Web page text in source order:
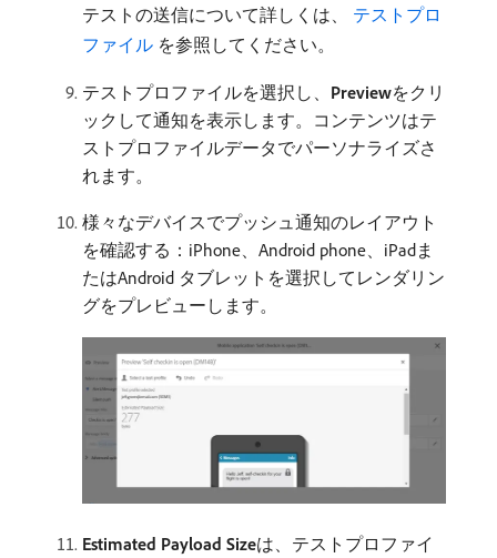
テストの送信について詳しくは、
​ テストプロ
ファイル ​ を参照してください。
テストプロファイルを選択し、 Preview​をクリ
ックして通知を表示します。コンテンツはテ
ストプロファイルデータでパーソナライズさ
れます。
様々なデバイスでプッシュ通知のレイアウト
を確認する：iPhone、Android phone、iPadま
たはAndroid タブレットを選択してレンダリン
グをプレビューします。
Estimated Payload Size​は、テストプロファイ